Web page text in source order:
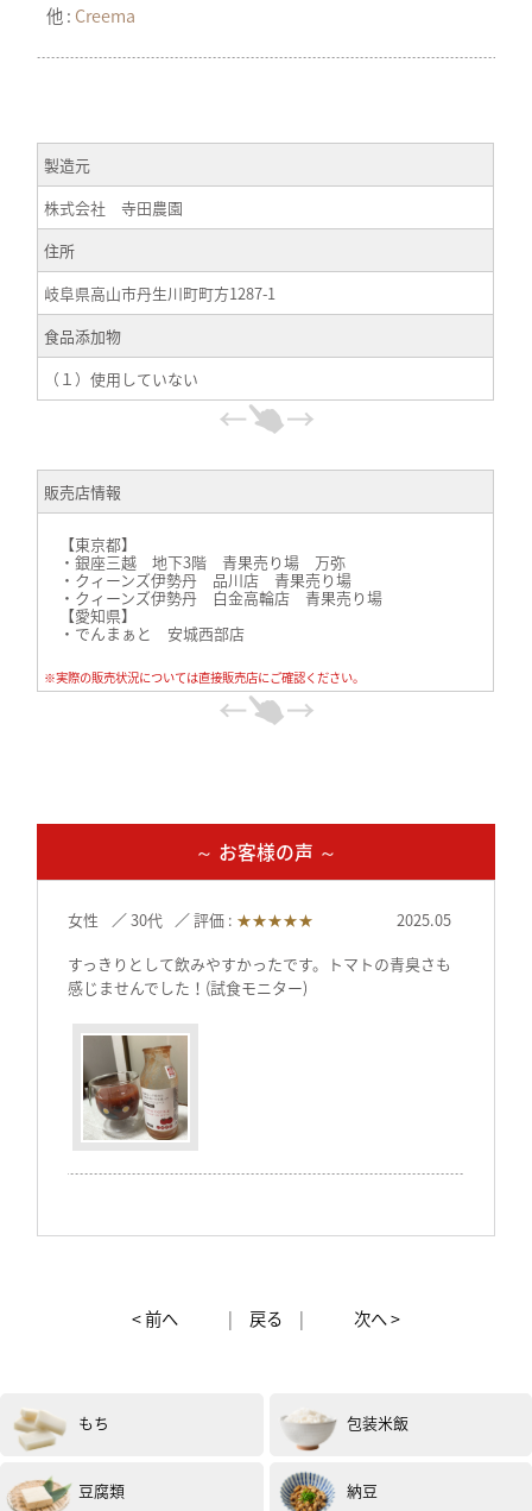
他 : Creema
製造元
株式会社 寺田農園
住所
岐阜県高山市丹生川町町方1287-1
食品添加物
（１）使用していない
販売店情報
【東京都】
・銀座三越 地下3階 青果売り場 万弥
・クィーンズ伊勢丹 品川店 青果売り場
・クィーンズ伊勢丹 白金高輪店 青果売り場
【愛知県】
・でんまぁと 安城西部店
※実際の販売状況については直接販売店にご確認ください。
～ お客様の声 ～
女性 30代 評価 : ★★★★★
2025.05
すっきりとして飲みやすかったです。トマトの青臭さも
感じませんでした！(試食モニター)
< 前へ | 戻る | 次へ >
もち 包装米飯
豆腐類 納豆